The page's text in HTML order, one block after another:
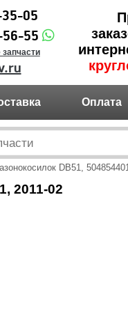
05
55
Оплата
DB51,
2011-02